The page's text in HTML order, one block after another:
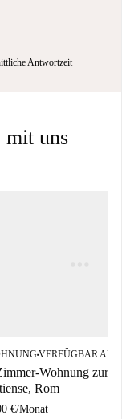
Antwortzeit
mit uns
■VERFÜGBAR AB
Wohnung zur
Rom
€/Monat